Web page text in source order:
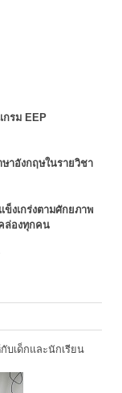
รม EEP
าอังกฤษในรายวิชา
งเกร่งตามศักยภาพ
ล่องทุกคน
บเด็กและนักเรียน